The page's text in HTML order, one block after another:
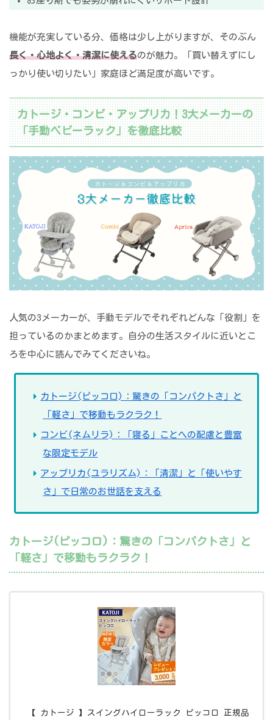
機能が充実している分、価格は少し上がりますが、そのぶん
長く・心地よく・清潔に使えるのが魅力。「買い替えずにし
っかり使い切りたい」家庭ほど満足度が高いです。
カトージ・コンビ・アップリカ！3大メーカーの
「手動ベビーラック」を徹底比較
人気の3メーカーが、手動モデルでそれぞれどんな「役割」を
担っているのかまとめます。自分の生活スタイルに近いとこ
ろを中心に読んでみてくださいね。
カトージ(ピッコロ)：驚きの「コンパクトさ」と
「軽さ」で移動もラクラク！
コンビ(ネムリラ)：「寝る」ことへの配慮と豊富
な限定モデル
アップリカ(ユラリズム)：「清潔」と「使いやす
さ」で日常のお世話を支える
カトージ(ピッコロ)：驚きの「コンパクトさ」と
「軽さ」で移動もラクラク！
【 カトージ 】スイングハイローラック ピッコロ 正規品